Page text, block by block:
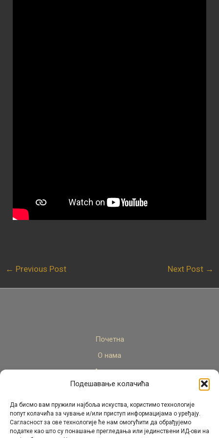
Подешавање колачића
Да бисмо вам пружили најбоља искуства, користимо технологије
попут колачића за чување и/или приступ информацијама о уређају.
Сагласност за ове технологије ће нам омогућити да обрађујемо
податке као што су понашање прегледања или јединствени ИД-ови на
← Previous Post Next Post →
Почетна
О нама
Актуелно
Стручни кадар
Пројекти
Архива
Контакт